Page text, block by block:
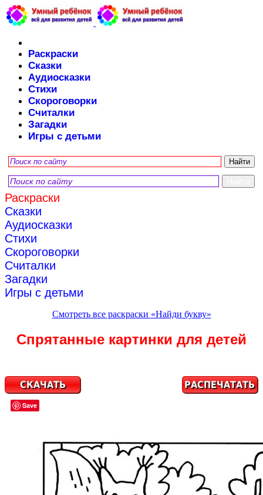
Раскраски
Сказки
Аудиосказки
Стихи
Скороговорки
Считалки
Загадки
Игры с детьми
Раскраски
Сказки
Аудиосказки
Стихи
Скороговорки
Считалки
Загадки
Игры с детьми
Смотреть все раскраски «Найди букву»
Спрятанные картинки для детей
Save